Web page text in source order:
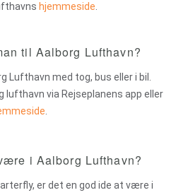
hjemmeside
til Aalborg Lufthavn?
Lufthavn med tog, bus eller i bil.
lufthavn via Rejseplanens app eller
i Aalborg Lufthavn?
er det en god ide at være i